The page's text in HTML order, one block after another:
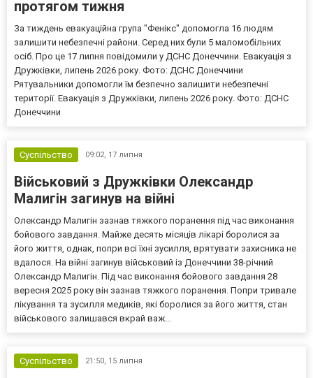
протягом тижня
За тиждень евакуаційна група "Фенікс" допомогла 16 людям
залишити небезпечні райони. Серед них були 5 маломобільних
осіб. Про це 17 липня повідомили у ДСНС Донеччини. Евакуація з
Дружківки, липень 2026 року. Фото: ДСНС Донеччини
Рятувальники допомогли їм безпечно залишити небезпечні
території. Евакуація з Дружківки, липень 2026 року. Фото: ДСНС
Донеччини
Суспільство 09:02, 17 липня
Військовий з Дружківки Олександр
Малигін загинув на війні
Олександр Малигін зазнав тяжкого поранення під час виконання
бойового завдання. Майже десять місяців лікарі боролися за
його життя, однак, попри всі їхні зусилля, врятувати захисника не
вдалося. На війні загинув військовий із Донеччини 38-річний
Олександр Малигін. Під час виконання бойового завдання 28
вересня 2025 року він зазнав тяжкого поранення. Попри тривале
лікування та зусилля медиків, які боролися за його життя, стан
військового залишався вкрай важ...
Суспільство 21:50, 15 липня